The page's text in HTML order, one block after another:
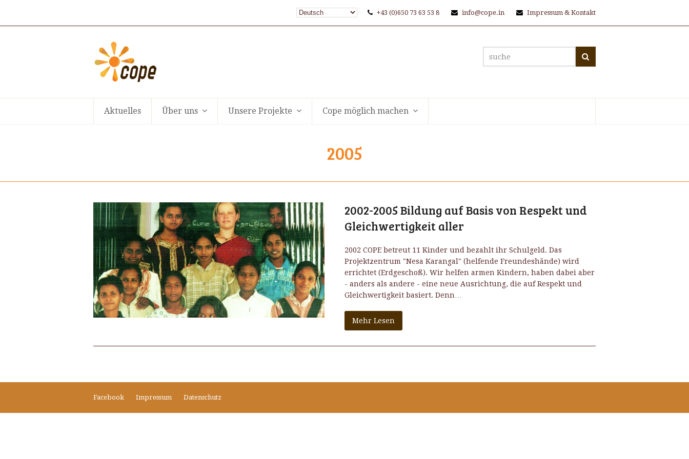
+43 (0)650 73 63 53 8 info@cope.in Impressum & Kontakt
suche
Aktuelles Über uns Unsere Projekte Cope möglich machen
2005
2002-2005 Bildung auf Basis von Respekt und
Gleichwertigkeit aller
2002 COPE betreut 11 Kinder und bezahlt ihr Schulgeld. Das
Projektzentrum "Nesa Karangal" (helfende Freundeshände) wird
errichtet (Erdgeschoß). Wir helfen armen Kindern, haben dabei aber
- anders als andere - eine neue Ausrichtung, die auf Respekt und
Gleichwertigkeit basiert. Denn…
Mehr Lesen
Facebook Impressum Datenschutz